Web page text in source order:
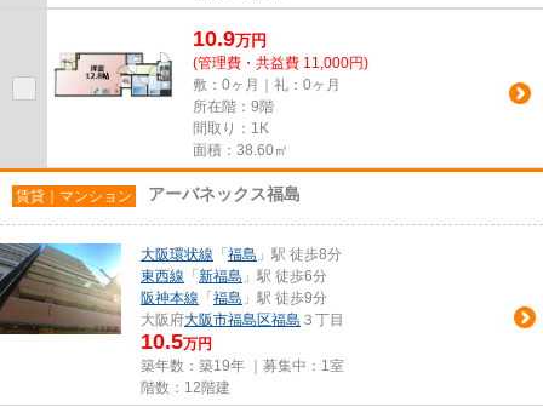
10.9万円
(管理費・共益費 11,000円)
敷：0ヶ月｜礼：0ヶ月
所在階：9階
間取り：1K
面積：38.60㎡
賃貸｜マンション アーバネックス福島
大阪環状線 「 福島 」駅 徒歩8分
東西線 「 新福島 」駅 徒歩6分
阪神本線 「 福島 」駅 徒歩9分
大阪府大阪市福島区福島 ３丁目
10.5万円
築年数：築19年 ｜募集中： 1室
階数：12階建